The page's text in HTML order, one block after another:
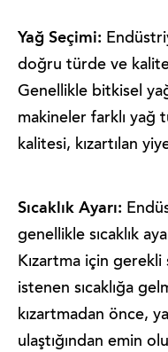
Yağ Seçimi:
doğru türde ve
Genellikle bitkisel
makineler farklı yağ
kalitesi, kızartılan
Sıcaklık Ayarı:
genellikle sıcaklık
Kızartma için gerekli
istenen sıcaklığa
kızartmadan önce,
ulaştığından emin